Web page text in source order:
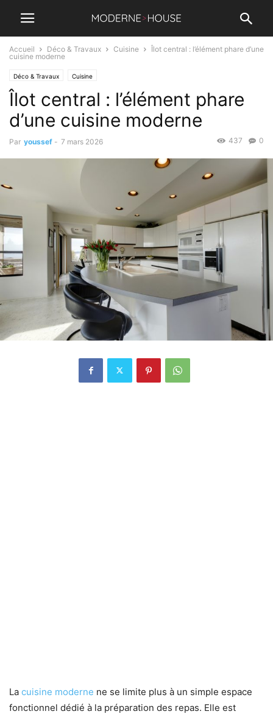
Accueil Déco & Travaux Cuisine
Îlot central : l’élément phare d’une
cuisine moderne
Déco & Travaux Cuisine
Îlot central : l’élément phare
d’une cuisine moderne
Par youssef - 7 mars 2026 0
437
La cuisine moderne ne se limite plus à un simple espace
fonctionnel dédié à la préparation des repas. Elle est